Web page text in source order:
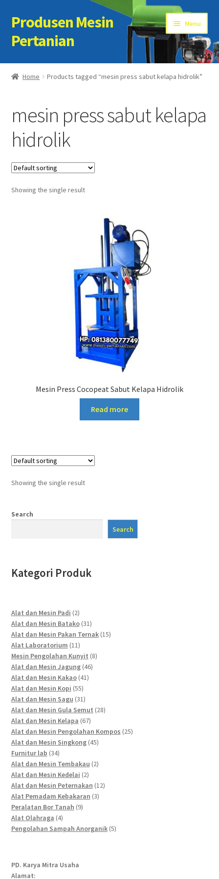
Skip
to
navigation
Skip
to
content
Produsen Mesin
Pertanian
Menu
Home
Cart
Checkout
Kontak Kami
My account
Home Products tagged “mesin press sabut kelapa hidrolik”
mesin press sabut kelapa
hidrolik
Showing the single result
Mesin Press Cocopeat Sabut Kelapa Hidrolik
Read more
Showing the single result
Search
Search
Kategori Produk
Alat dan Mesin Padi 22
products
Alat dan Mesin Batako 3131
products
Alat dan Mesin Pakan Ternak 1515
Alat Laboratorium 1111
products
Mesin Pengolahan Kunyit 88
Alat dan Mesin Jagung 4646
Alat dan Mesin Kakao 4141
Alat dan Mesin Kopi 5555
products
Alat dan Mesin Sagu 3131
products
Alat dan Mesin Gula Semut 2828
Alat dan Mesin Kelapa 6767
products
Alat dan Mesin Pengolahan Kompos 2525
Alat dan Mesin Singkong 4545
Furnitur lab 3434
products
Alat dan Mesin Tembakau 22
Alat dan Mesin Kedelai 22
products
Alat dan Mesin Peternakan 1212
Alat Pemadam Kebakaran 33
Peralatan Bor Tanah 99
Alat Olahraga 44
products
Pengolahan Sampah Anorganik 55
PD. Karya Mitra Usaha
Alamat: